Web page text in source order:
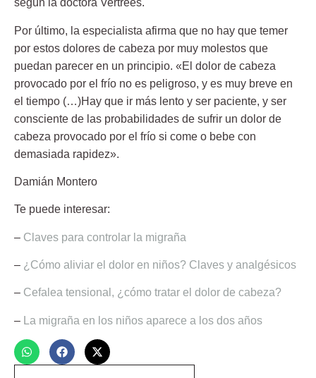
según la doctora Vertrees.
Por último, la especialista afirma que no hay que temer
por estos dolores de cabeza por muy molestos que
puedan parecer en un principio. «El dolor de cabeza
provocado por el frío no es peligroso, y es muy breve en
el tiempo (…)Hay que ir más lento y ser paciente, y ser
consciente de las probabilidades de sufrir un dolor de
cabeza provocado por el frío si come o bebe con
demasiada rapidez».
Damián Montero
Te puede interesar:
– Claves para controlar la migraña
– ¿Cómo aliviar el dolor en niños? Claves y analgésicos
– Cefalea tensional, ¿cómo tratar el dolor de cabeza?
– La migraña en los niños aparece a los dos años